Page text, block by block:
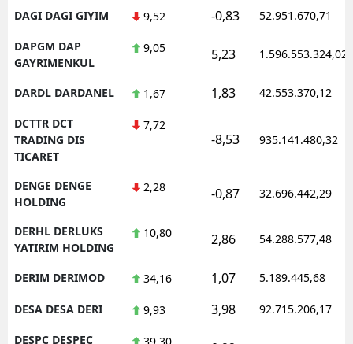
DAGI DAGI GIYIM 9,52 -0,83 52.951.670,71
DAPGM DAP
GAYRIMENKUL
9,05 5,23 1.596.553.324,02
DARDL DARDANEL 1,67 1,83 42.553.370,12
DCTTR DCT
TRADING DIS
TICARET
7,72
-8,53 935.141.480,32
DENGE DENGE
HOLDING
2,28 -0,87 32.696.442,29
DERHL DERLUKS
YATIRIM HOLDING
10,80 2,86 54.288.577,48
DERIM DERIMOD 34,16 1,07 5.189.445,68
DESA DESA DERI 9,93 3,98 92.715.206,17
DESPC DESPEC
39,30